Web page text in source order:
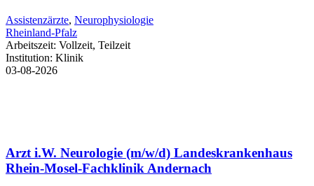
Assistenzärzte, Neurophysiologie
Rheinland-Pfalz
Arbeitszeit: Vollzeit, Teilzeit
Institution: Klinik
03-08-2026
Arzt i.W. Neurologie (m/w/d) Landeskrankenhaus
Rhein-Mosel-Fachklinik Andernach